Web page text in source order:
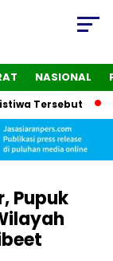
NASIONAL
2
Pupuk